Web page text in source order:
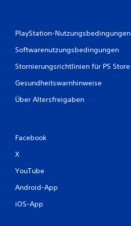
PlayStation-Nutzungsbedingungen
Softwarenutzungsbedingungen
Stornierungsrichtlinien für PS Store
Gesundheitswarnhinweise
Über Altersfreigaben
Facebook
X
YouTube
Android-App
iOS-App